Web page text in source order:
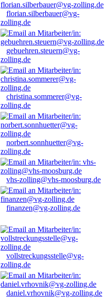
florian.silberbauer@vg-
zolling.de
gebuehren.steuern@vg-
zolling.de
christina.sommerer@vg-
zolling.de
norbert.sonnhuetter@vg-
zolling.de
vhs-zolling@vhs-moosburg.de
finanzen@vg-zolling.de
vollstreckungsstelle@vg-
zolling.de
daniel.vrhovnik@vg-zolling.de